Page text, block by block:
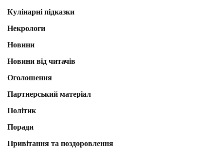
Кулінарні підказки
Некрологи
Новини
Новини від читачів
Оголошення
Партнерський матеріал
Політик
Поради
Привітання та поздоровлення